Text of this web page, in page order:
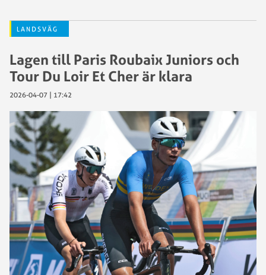
LANDSVÄG
Lagen till Paris Roubaix Juniors och
Tour Du Loir Et Cher är klara
2026-04-07 | 17:42